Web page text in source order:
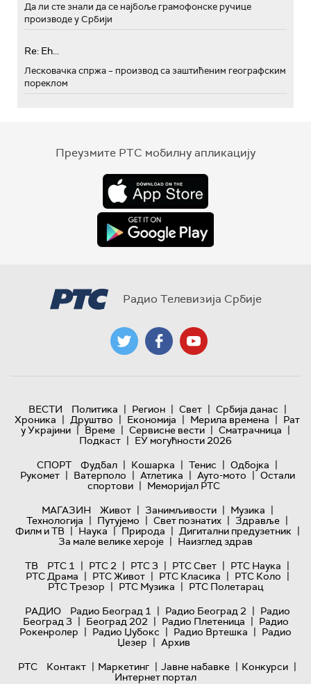
Да ли сте знали да се најбоље грамофонске ручице
производе у Србији
Re: Eh...
Лесковачка спржа – производ са заштићеним географским
пореклом
Преузмите РТС мобилну апликацију
Радио Телевизија Србије
ВЕСТИ Политика | Регион | Свет | Србија данас |
Хроника | Друштво | Економија | Мерила времена | Рат
у Украјини | Време | Сервисне вести | Сматрачница |
Подкаст | ЕУ могућности 2026
СПОРТ
Фудбал | Кошарка | Тенис | Одбојка |
Рукомет | Ватерполо | Атлетика | Ауто-мото | Остали
спортови | Меморијал РТС
МАГАЗИН
Живот | Занимљивости | Музика |
Технологијa | Путујемо | Свет познатих | Здравље |
Филм и ТВ | Наука | Природа | Дигитални предузетник |
За мале велике хероје | Наизглед здрав
ТВ
РТС 1 | РТС 2 | РТС 3 | РТС Свет | РТС Наука |
РТС Драма | РТС Живот | РТС Класика | РТС Коло |
РТС Трезор | РТС Музика | РТС Полетарац
РАДИО
Радио Београд 1 | Радио Београд 2 | Радио
Београд 3 | Београд 202 | Радио Плетеница | Радио
Рокенролер | Радио Џубокс | Радио Вртешка | Радио
Џезер | Архив
РТС
Контакт | Маркетинг | Јавне набавке | Конкурси |
Интернет портал